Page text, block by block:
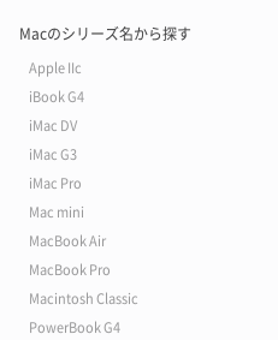
Macのシリーズ名から探す
Apple IIc
iBook G4
iMac DV
iMac G3
iMac Pro
Mac mini
MacBook Air
MacBook Pro
Macintosh Classic
PowerBook G4